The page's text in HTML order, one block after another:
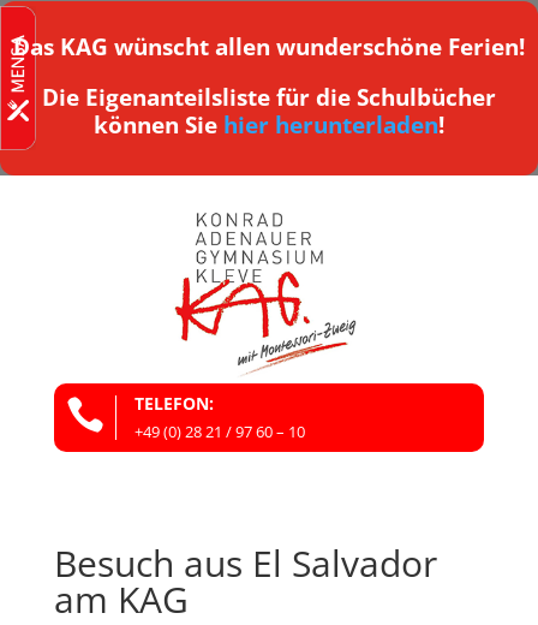
Das KAG wünscht allen wunderschöne Ferien!
Die Eigenanteilsliste für die Schulbücher
können Sie hier herunterladen!
 TELEFON:
+49 (0) 28 21 / 97 60 – 10
Besuch aus El Salvador
am KAG